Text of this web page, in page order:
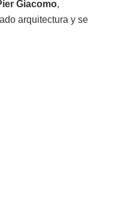
Giacomo,
arquitectura y se